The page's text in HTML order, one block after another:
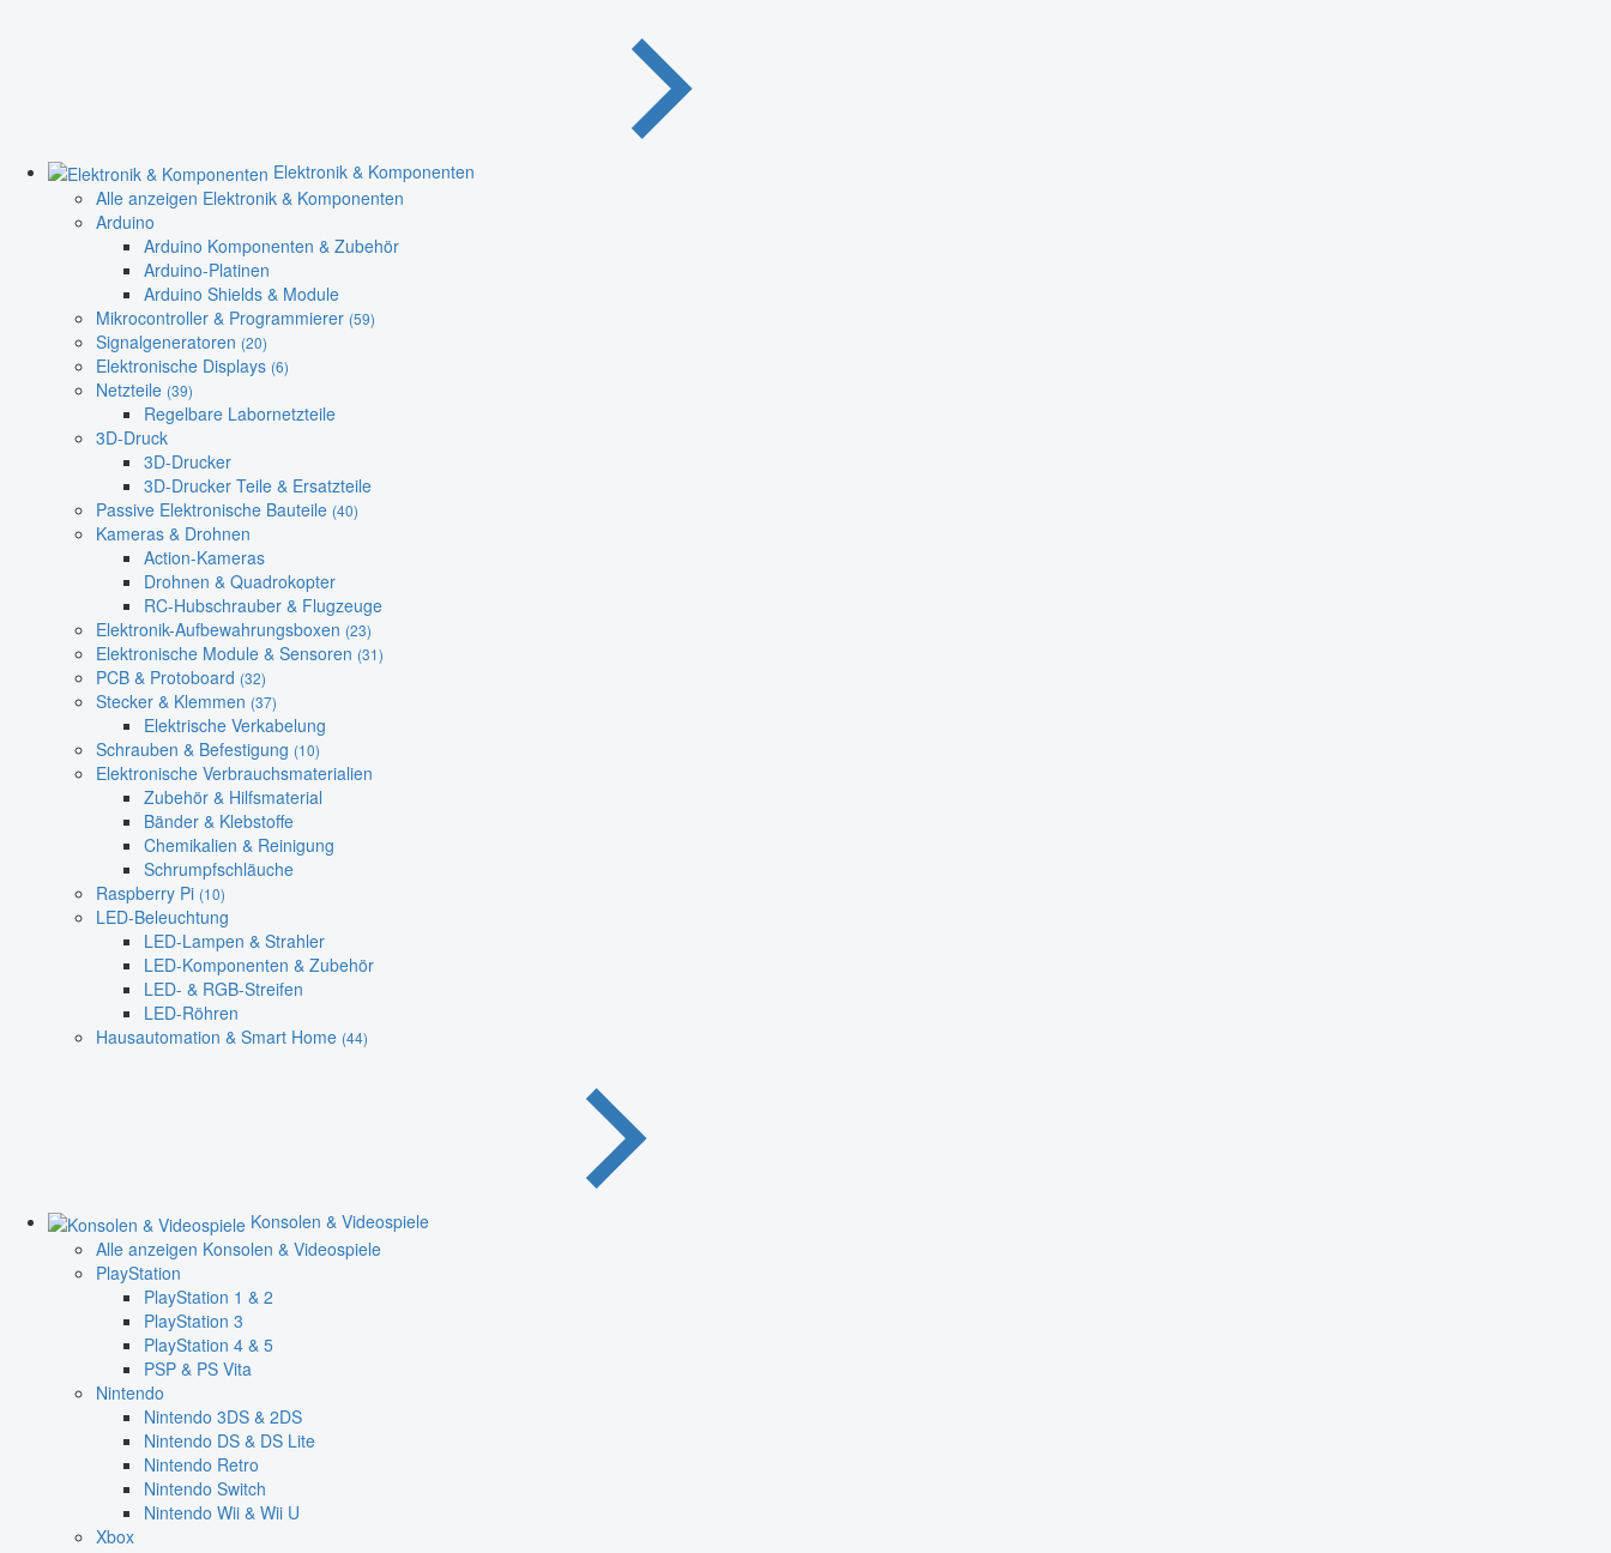
Elektronik & Komponenten
Alle anzeigen Elektronik & Komponenten
Arduino
Arduino Komponenten & Zubehör
Arduino-Platinen
Arduino Shields & Module
Mikrocontroller & Programmierer (59)
Signalgeneratoren (20)
Elektronische Displays (6)
Netzteile (39)
Regelbare Labornetzteile
3D-Druck
3D-Drucker
3D-Drucker Teile & Ersatzteile
Passive Elektronische Bauteile (40)
Kameras & Drohnen
Action-Kameras
Drohnen & Quadrokopter
RC-Hubschrauber & Flugzeuge
Elektronik-Aufbewahrungsboxen (23)
Elektronische Module & Sensoren (31)
PCB & Protoboard (32)
Stecker & Klemmen (37)
Elektrische Verkabelung
Schrauben & Befestigung (10)
Elektronische Verbrauchsmaterialien
Zubehör & Hilfsmaterial
Bänder & Klebstoffe
Chemikalien & Reinigung
Schrumpfschläuche
Raspberry Pi (10)
LED-Beleuchtung
LED-Lampen & Strahler
LED-Komponenten & Zubehör
LED- & RGB-Streifen
LED-Röhren
Hausautomation & Smart Home (44)
Konsolen & Videospiele
Alle anzeigen Konsolen & Videospiele
PlayStation
PlayStation 1 & 2
PlayStation 3
PlayStation 4 & 5
PSP & PS Vita
Nintendo
Nintendo 3DS & 2DS
Nintendo DS & DS Lite
Nintendo Retro
Nintendo Switch
Nintendo Wii & Wii U
Xbox